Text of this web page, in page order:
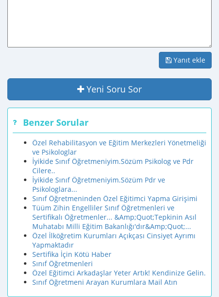
Yanıt ekle
Yeni Soru Sor
Benzer Sorular
Özel Rehabilitasyon ve Eğitim Merkezleri Yönetmeliği
ve Psikologlar
İyikide Sınıf Öğretmeniyim.Sözüm Psikolog ve Pdr
Cilere..
İyikide Sınıf Öğretmeniyim.Sözüm Pdr ve
Psikologlara...
Sınıf Öğretmeninden Özel Eğitimci Yapma Girişimi
Tüüm Zihin Engelliler Sınıf Öğretmenleri ve
Sertifikalı Öğretmenler... &Amp;Quot;Tepkinin Asıl
Muhatabı Milli Eğitim Bakanlığı'dır&Amp;Quot;...
Özel İlköğretim Kurumları Açıkçası Cinsiyet Ayrımı
Yapmaktadır
Sertifika İçin Kötü Haber
Sınıf Öğretmenleri
Özel Eğitimci Arkadaşlar Yeter Artık! Kendinize Gelin.
Sınıf Öğretmeni Arayan Kurumlara Mail Atın